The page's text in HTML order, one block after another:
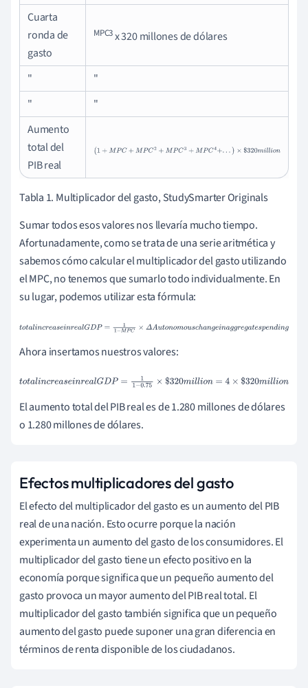
Cuarta
ronda de
gasto
MPC3x 320 millones de dólares
"
"
"
"
Aumento
total del
PIB real
(1+MPC+MPC2+MPC3+MPC4+...) ×$320milli
Tabla 1. Multiplicador del gasto, StudySmarter Originals
Sumar todos esos valores nos llevaría mucho tiempo.
Afortunadamente, como se trata de una serie aritmética y
sabemos cómo calcular el multiplicador del gasto utilizando
el MPC, no tenemos que sumarlo todo individualmente. En
su lugar, podemos utilizar esta fórmula:
totalincreaseinrealGDP=11-
MP ΔA n a a
Ahora insertamos nuestros valores:
totalincreaseinrealGDP= 11-0.75×$320million= 4 ×$ 320million
El aumento total del PIB real es de 1.280 millones de dólares
o 1.280 millones de dólares.
Efectos multiplicadores del gasto
El efecto del multiplicador del gasto es un aumento del PIB
real de una nación. Esto ocurre porque la nación
experimenta un aumento del gasto de los consumidores. El
multiplicador del gasto tiene un efecto positivo en la
economía porque significa que un pequeño aumento del
gasto provoca un mayor aumento del PIB real total. El
multiplicador del gasto también significa que un pequeño
aumento del gasto puede suponer una gran diferencia en
términos de renta disponible de los ciudadanos.